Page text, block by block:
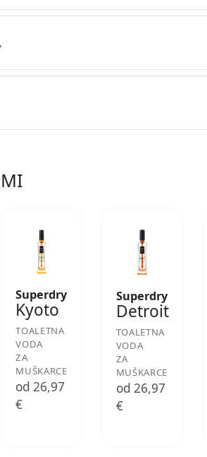
Superdry
Kyoto
TOALETNA
VODA
ZA
MUŠKARCE
od 26,97
€
Superdry
Detroit
TOALETNA
VODA
ZA
MUŠKARCE
od 26,97
€